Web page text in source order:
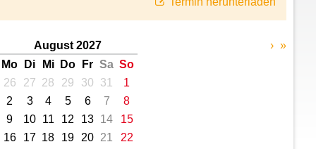
August 2027
Mo
Di Mi Do Fr Sa So
26
27 28 29 30 31
1
2
3 4 5 6 7
8
9
10 11 12 13 14
15
16
17 18 19 20 21
22
› »